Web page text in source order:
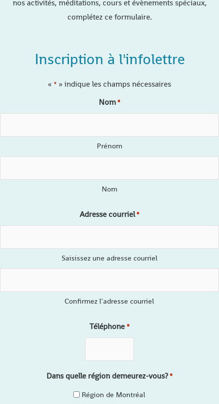
nos activités, méditations, cours et évènements spéciaux,
complétez ce formulaire.
Inscription à l'infolettre
« * » indique les champs nécessaires
Nom*
Prénom
Nom
Adresse courriel*
Saisissez une adresse courriel
Confirmez l’adresse courriel
Téléphone *
Dans quelle région demeurez-vous?*
Région de Montréal